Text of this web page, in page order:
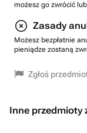
możesz go zwrócić
Zasady
Możesz bezpłatnie
pieniądze zostaną
Zgłoś
Inne przedmioty